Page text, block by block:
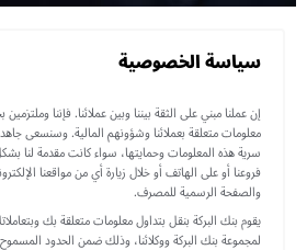
سياسة الخصوصية
إن عملنا مبني على الثقة بيننا وبين عملائنا. فإننا
معلومات متعلقة بعملائنا وشؤونهم المالية. وسنسعى
سرية هذه المعلومات وحمايتها، سواء كانت مقدمة
فروعنا أو على الهاتف أو خلال زيارة أي من مواقعنا
والصفحة الرسمية للمصرف.
يقوم بنك البركة بنقل بتداول معلومات متعلقة بك
لمجموعة بنك البركة ووكلائنا، وذلك ضمن الحدود المسموح